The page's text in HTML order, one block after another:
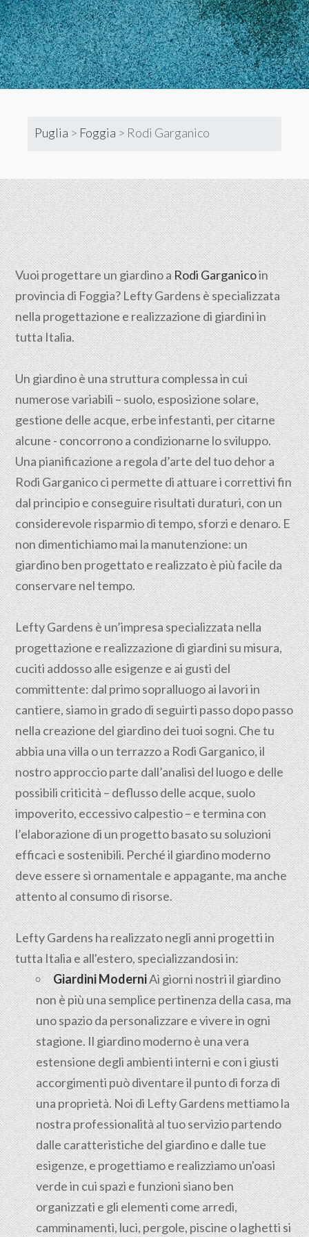
Puglia > Foggia > Rodi Garganico
Vuoi progettare un giardino aRodi Garganicoin
provincia diFoggia? Lefty Gardens è specializzata
nella progettazione e realizzazione di giardini in
tutta Italia.
Un giardino è una struttura complessa in cui
numerose variabili – suolo, esposizione solare,
gestione delle acque, erbe infestanti, per citarne
alcune - concorrono a condizionarne lo sviluppo.
Una pianificazione a regola d’arte del tuo dehor a
Rodi Garganico ci permette di attuare i correttivi fin
dal principio e conseguire risultati duraturi, con un
considerevole risparmio di tempo, sforzi e denaro. E
non dimentichiamo mai la manutenzione: un
giardino ben progettato e realizzato è più facile da
conservare nel tempo.
Lefty Gardens è un’impresa specializzata nella
progettazionee realizzazione di giardini su misura,
cuciti addosso alle esigenze e ai gusti del
committente: dal primo sopralluogo ai lavori in
cantiere, siamo in grado di seguirti passo dopo passo
nella creazione del giardino dei tuoi sogni. Che tu
abbia una villa o un terrazzo a Rodi Garganico, il
nostro approccio parte dall’analisi del luogo e delle
possibili criticità – deflusso delle acque, suolo
impoverito, eccessivo calpestio – e termina con
l’elaborazione di un progetto basato su soluzioni
efficaci e sostenibili. Perché il giardino moderno
deve essere sì ornamentale e appagante, ma anche
attento al consumo di risorse.
Lefty Gardens ha realizzato negli anni progetti in
tutta Italia e all'estero, specializzandosi in:
Giardini ModerniAi giorni nostri il giardino
non è più una semplice pertinenza della casa, ma
uno spazio da personalizzare e vivere in ogni
stagione. Il giardino moderno è una vera
estensione degli ambienti interni e con i giusti
accorgimenti può diventare il punto di forza di
una proprietà. Noi di Lefty Gardens mettiamo la
nostra professionalità al tuo servizio partendo
dalle caratteristiche del giardino e dalle tue
esigenze, e progettiamo e realizziamo un'oasi
verde in cui spazi e funzioni siano ben
organizzati e gli elementi come arredi,
camminamenti, luci, pergole, piscine o laghetti si